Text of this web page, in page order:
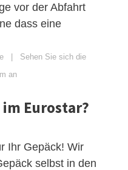
vor der Abfahrt
dass eine
| Sehen Sie sich die
an
Eurostar?
Ihr Gepäck! Wir
selbst in den